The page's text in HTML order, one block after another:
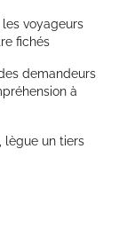
les voyageurs
fichés
demandeurs
à
lègue un tiers